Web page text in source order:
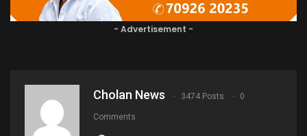
- Advertisement -
Cholan News 3474 Posts 0
Comments